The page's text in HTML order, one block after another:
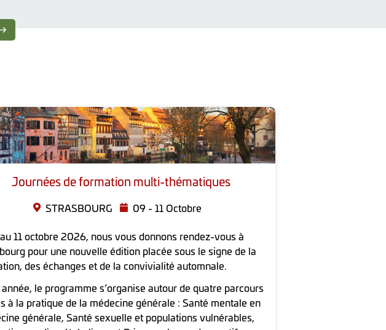
Journées de formation multi-thématiques
STRASBOURG 09 - 11 Octobre
11 octobre 2026, nous vous donnons rendez-vous à
pour une nouvelle édition placée sous le signe de la
des échanges et de la convivialité automnale.
année, le programme s’organise autour de quatre parcours
à la pratique de la médecine générale : Santé mentale en
générale, Santé sexuelle et populations vulnérables,